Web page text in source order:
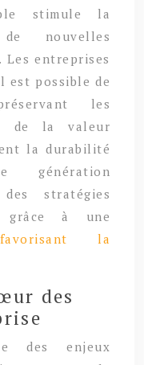
stimule la
nouvelles
Les entreprises
est possible de
les
de la valeur
la durabilité
génération
stratégies
grâce à une
la
des
des enjeux